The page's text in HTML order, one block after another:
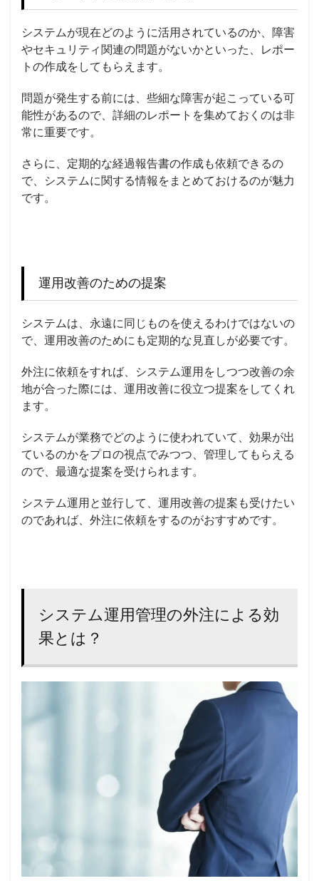
システムが現在どのよう に活用されているのか、障害
やセキュリティ 関連の問題がないかといった、レポー
トの作成をしてもらえます。
問題が発生する前には、 些細な障害が起こっている可
能性があるので、詳細のレポートを集めておくのは非
常に重要です。
さらに、定期的な経過報告書の作成も依頼できるの
で、システムに関する情報をまとめておけるのが魅力
です。
運用改善のための提案
システムは、永遠に同じものを使えるわけではないの
で、運用改善のためにも定期的な見直しが必要です。
外注に依頼をすれば、システム運用をしつつ改善の余
地が合った際には、運用改善に役立つ提案をしてくれ
ます。
システムが業務でどのように使われていて、効果が出
ているのかをプロの視点でみつつ、管理してもらえる
ので、最適な提案を受けられます。
システム運用と並行して、運用改善の提案も受けたい
のであれば、外注に依頼をするのがおすすめです。
システム運用管理の外注による効
果とは？